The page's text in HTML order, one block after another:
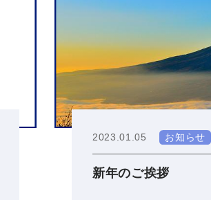
2023.01.05 お知らせ
新年のご挨拶